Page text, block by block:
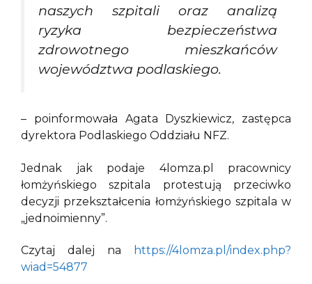
naszych szpitali oraz analizą
ryzyka bezpieczeństwa
zdrowotnego mieszkańców
województwa podlaskiego.
– poinformowała Agata Dyszkiewicz, zastępca
dyrektora Podlaskiego Oddziału NFZ.
Jednak jak podaje 4lomza.pl pracownicy
łomżyńskiego szpitala protestują przeciwko
decyzji przekształcenia łomżyńskiego szpitala w
„jednoimienny”.
Czytaj dalej na
https://4lomza.pl/index.php?
wiad=54877